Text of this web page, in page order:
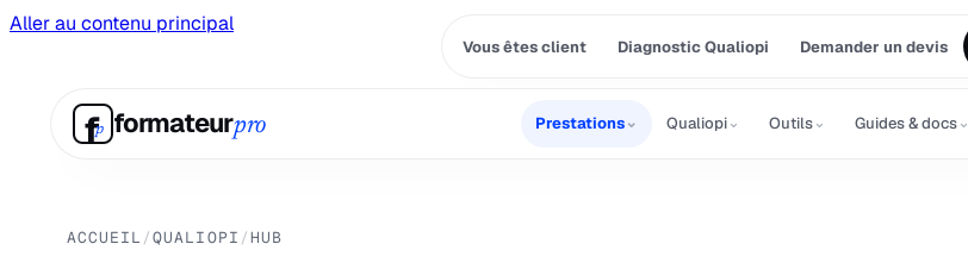
Aller au contenu principal
Vous êtes client Diagnostic Qualiopi Demander un devis
fp formateurpro Prestations⌄ Qualiopi⌄ Outils⌄ Guides & docs⌄
ACCUEIL /QUALIOPI /HUB